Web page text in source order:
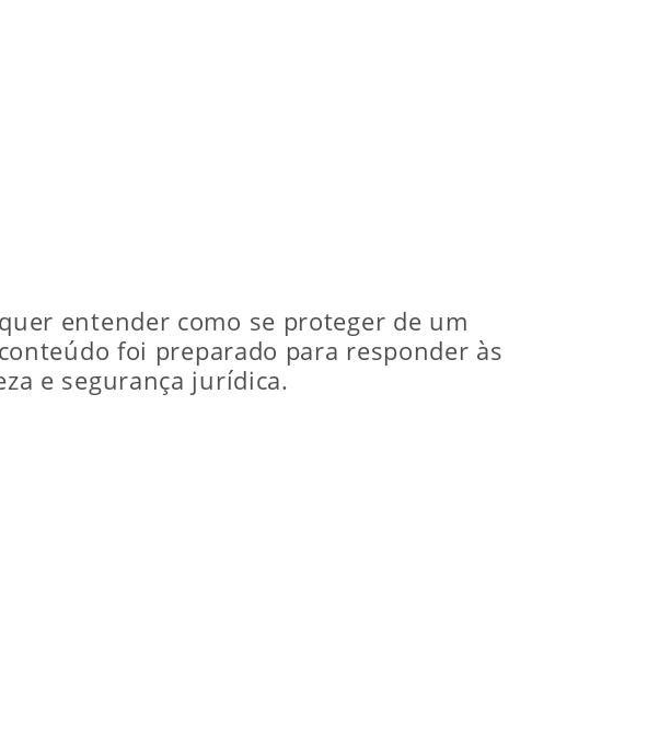
entender como se proteger de um
foi preparado para responder às
e segurança jurídica.